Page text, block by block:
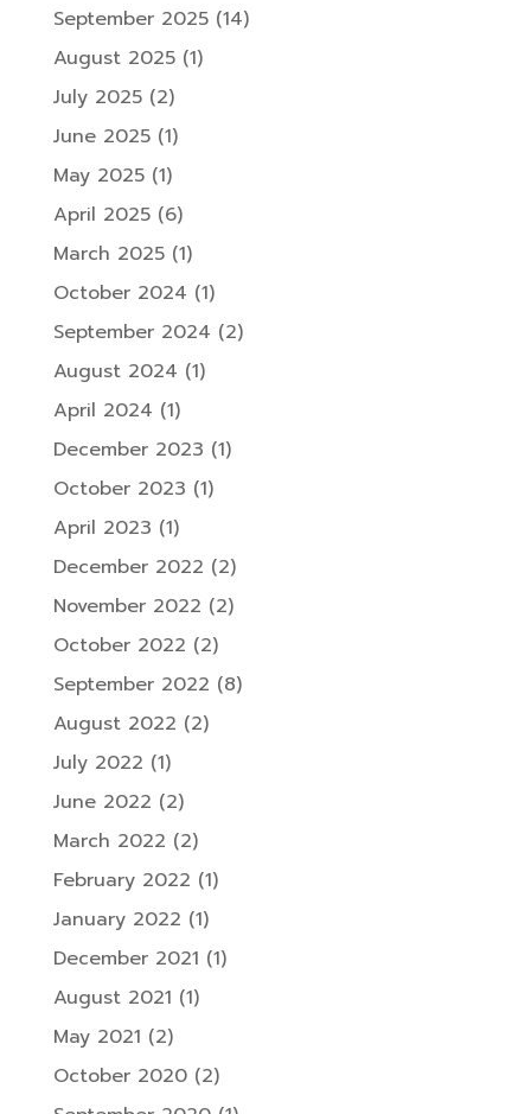
September 2025(14)
August 2025(1)
July 2025(2)
June 2025(1)
May 2025(1)
April 2025(6)
March 2025(1)
October 2024 (1)
September 2024 (2)
August 2024 (1)
April 2024 (1)
December 2023 (1)
October 2023 (1)
April 2023 (1)
December 2022 (2)
November 2022 (2)
October 2022 (2)
September 2022 (8)
August 2022 (2)
July 2022 (1)
June 2022 (2)
March 2022 (2)
February 2022 (1)
January 2022 (1)
December 2021 (1)
August 2021 (1)
May 2021 (2)
October 2020(2)